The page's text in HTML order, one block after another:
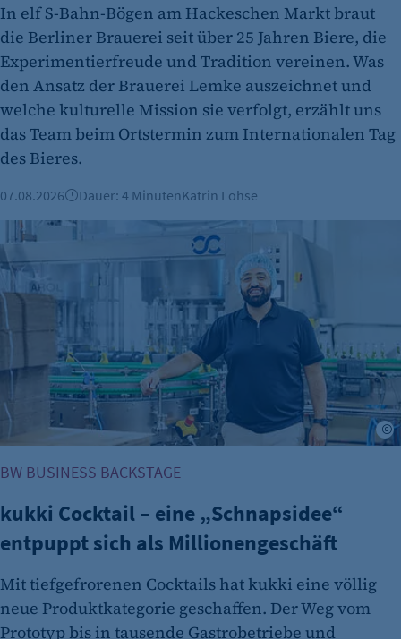
In elf S-Bahn-Bögen am Hackeschen Markt braut
die Berliner Brauerei seit über 25 Jahren Biere, die
Experimentierfreude und Tradition vereinen. Was
den Ansatz der Brauerei Lemke auszeichnet und
welche kulturelle Mission sie verfolgt, erzählt uns
das Team beim Ortstermin zum Internationalen Tag
des Bieres.
07.08.2026 Dauer: 4 MinutenKatrin Lohse
kukki Cocktail – eine „Schnapsidee“ entpuppt sich als
BW BUSINESS BACKSTAGE
kukki Cocktail – eine „Schnapsidee“
entpuppt sich als Millionengeschäft
Mit tiefgefrorenen Cocktails hat kukki eine völlig
neue Produktkategorie geschaffen. Der Weg vom
Prototyp bis in tausende Gastrobetriebe und